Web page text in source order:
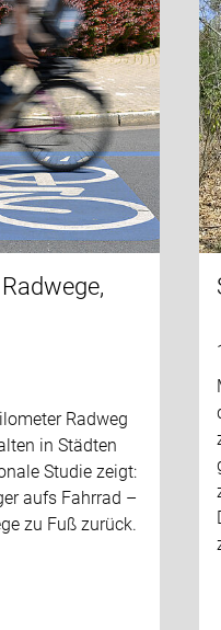
Radweg
in Städten
Studie zeigt:
aufs Fahrrad –
zu Fuß zurück.